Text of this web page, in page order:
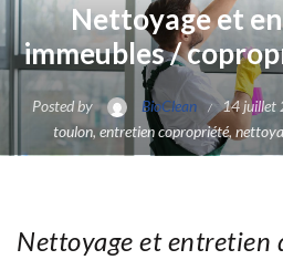
Nettoyage et
immeubles /
Posted by BioClean 14 juillet
toulon, entretien copropriété,
Nettoyage et entretien